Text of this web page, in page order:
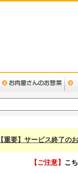
【重要】サービス終了の
【ご注意】 こ